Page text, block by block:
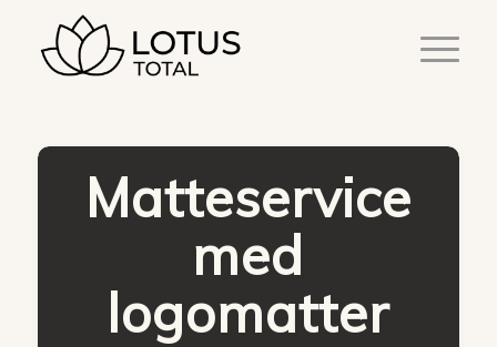
Matteservice
med
logomatter